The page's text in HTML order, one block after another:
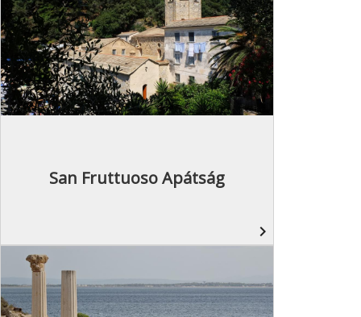
San Fruttuoso Apátság
navigate_next